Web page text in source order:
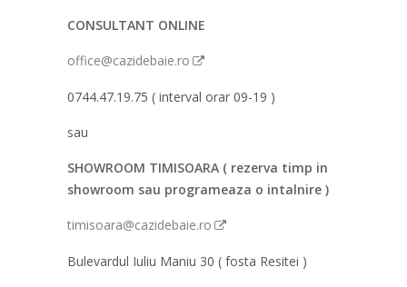
CONSULTANT ONLINE
office@cazidebaie.ro
0744.47.19.75 ( interval orar 09-19 )
sau
SHOWROOM TIMISOARA ( rezerva timp in
showroom sau programeaza o intalnire )
timisoara@cazidebaie.ro
Bulevardul Iuliu Maniu 30 ( fosta Resitei )